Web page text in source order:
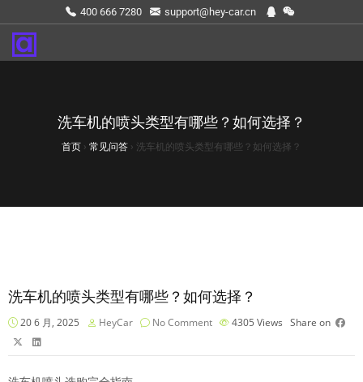
400 666 7280 support@hey-car.cn
洗车机的喷头类型有哪些？如何选择？
首页 › 常见问答 › 洗车机的喷头类型有哪些？如何选择？
洗车机的喷头类型有哪些？如何选择？
20 6 月, 2025 HeyCar No Comment 4305 Views Share on